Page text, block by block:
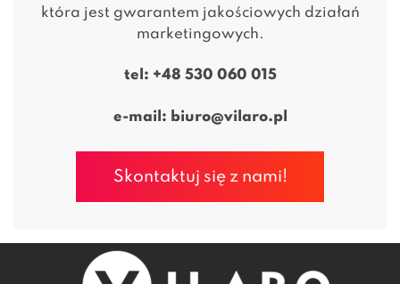
która jest gwarantem jakościowych działań
marketingowych.
tel: +48 530 060 015
e-mail: biuro@vilaro.pl
Skontaktuj się z nami!